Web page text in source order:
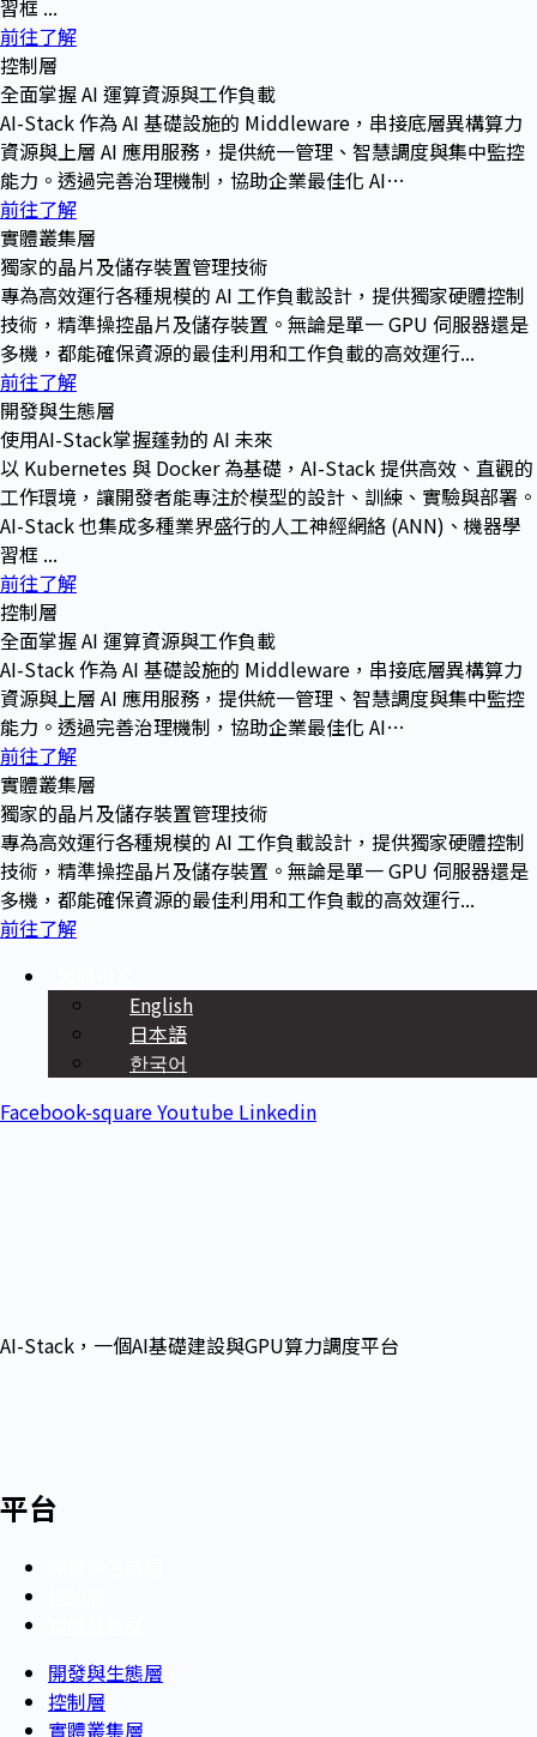
習框 ...
前往了解
控制層
全面掌握 AI 運算資源與工作負載
AI-Stack 作為 AI 基礎設施的 Middleware，串接底層異構算力
資源與上層 AI 應用服務，提供統一管理、智慧調度與集中監控
能力。透過完善治理機制，協助企業最佳化 AI…
前往了解
實體叢集層
獨家的晶片及儲存裝置管理技術
專為高效運行各種規模的 AI 工作負載設計，提供獨家硬體控制
技術，精準操控晶片及儲存裝置。無論是單一 GPU 伺服器還是
多機，都能確保資源的最佳利用和工作負載的高效運行...
前往了解
開發與生態層
使用AI-Stack掌握蓬勃的 AI 未來
以 Kubernetes 與 Docker 為基礎，AI-Stack 提供高效、直觀的
工作環境，讓開發者能專注於模型的設計、訓練、實驗與部署。
AI-Stack 也集成多種業界盛行的人工神經網絡 (ANN)、機器學
習框 ...
前往了解
控制層
全面掌握 AI 運算資源與工作負載
AI-Stack 作為 AI 基礎設施的 Middleware，串接底層異構算力
資源與上層 AI 應用服務，提供統一管理、智慧調度與集中監控
能力。透過完善治理機制，協助企業最佳化 AI…
前往了解
實體叢集層
獨家的晶片及儲存裝置管理技術
專為高效運行各種規模的 AI 工作負載設計，提供獨家硬體控制
技術，精準操控晶片及儲存裝置。無論是單一 GPU 伺服器還是
多機，都能確保資源的最佳利用和工作負載的高效運行...
前往了解
English
日本語
한국어
Facebook-squareYoutube Linkedin
AI-Stack，一個AI基礎建設與GPU算力調度平台
平台
開發與生態層
控制層
實體叢集層